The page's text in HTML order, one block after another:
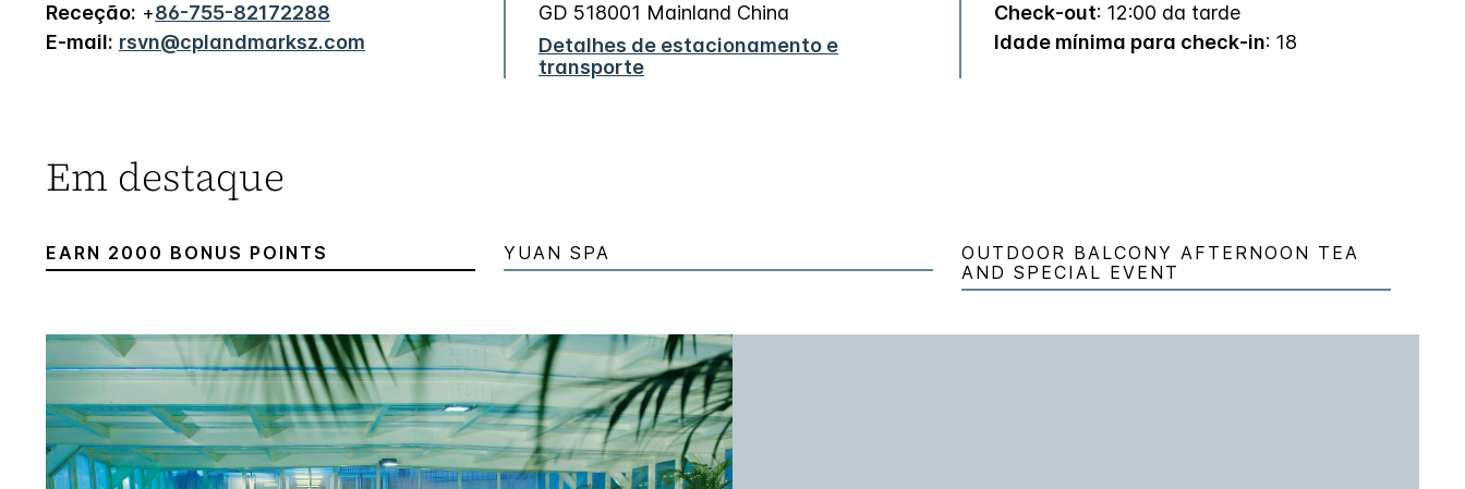
Receção: +86-755-82172288
E-mail: rsvn@cplandmarksz.com
GD 518001 Mainland China
Detalhes de estacionamento e
transporte
Check-out: 12:00 da tarde
Idade mínima para check-in: 18
Em destaque
EARN 2000 BONUS POINTS YUAN SPA
OUTDOOR BALCONY AFTERNOON TEA
AND SPECIAL EVENT